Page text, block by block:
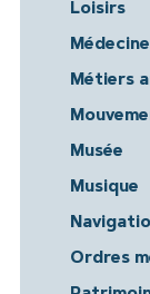
Loisirs
Médecine
Métiers
Musée
Musique
Ordres